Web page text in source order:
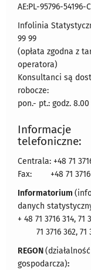
AE:PL-95796-54196-
Infolinia
99 99
(opłata zgodna z
operatora)
Konsultanci są
robocze:
pon.- pt.: godz. 8.00
Informacje
telefoniczne:
Centrala: +48 71
Fax:
+48 71
Informatorium
danych
+ 48 71 3716 314, 71
71 3716 362, 71
REGON(działalność
gospodarcza):